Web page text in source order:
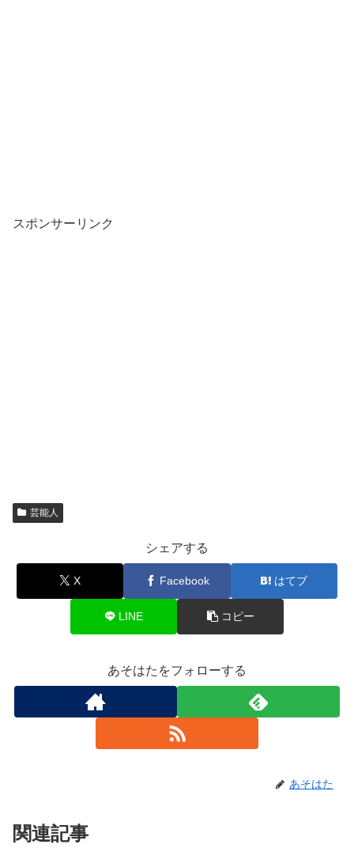
スポンサーリンク
芸能人
シェアする
X Facebook はてブ
LINE コピー
あそはたをフォローする
あそはた
関連記事